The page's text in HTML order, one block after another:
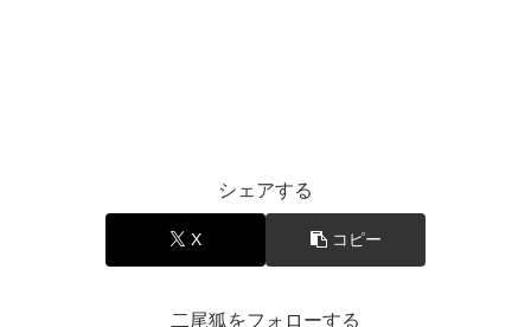
シェアする
X コピー
二尾狐をフォローする